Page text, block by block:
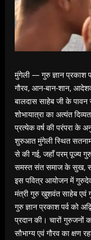
मुंगेली — गुरु ज्ञान प्रकाश
गौरव, आन-बान-शान,
बालदास साहेब जी के पावन
शोभायात्रा का अत्यंत
प्रत्येक वर्ष की परंपरा के
शुरुआत मुंगेली स्थित
से की गई, जहाँ परम् पूज्य
समस्त संत समाज के सुख,
इस पवित्र आयोजन में
मंत्री गुरु खुशवंत साहेब एवं
गुरु ज्ञान प्रकाश पर्व को
प्रदान की। चारों गुरुजनों
सौभाग्य एवं गौरव का क्षण